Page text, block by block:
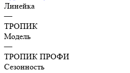
Линейка
—
ТРОПИК
Модель
—
ТРОПИК ПРОФИ
Сезонность